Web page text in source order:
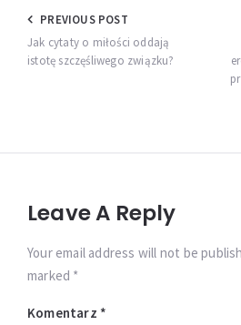
Nawigacja
wpisu
PREVIOUS POST
Jak cytaty o miłości oddają
istotę szczęśliwego związku?
Leave A Reply
Your email address will not be
marked *
Komentarz *